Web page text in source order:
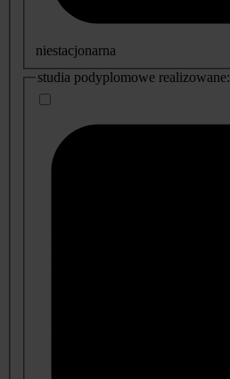
niestacjonarna
studia podyplomowe realizowane: